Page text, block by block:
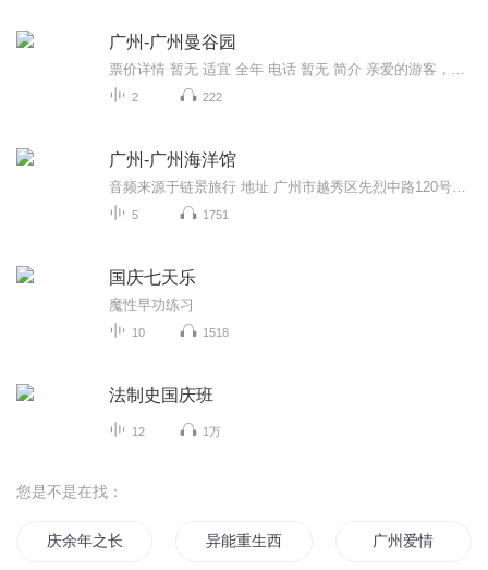
广州-广州曼谷园
2 222
广州-广州海洋馆
5 1751
国庆七天乐
魔性早功练习
10 1518
法制史国庆班
12 1万
您是不是在找：
庆余年之长歌行 异能重生西门庆 广州爱情